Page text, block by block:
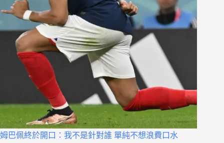
姆巴佩終於開口：我不是針對誰 單純不想浪費口水